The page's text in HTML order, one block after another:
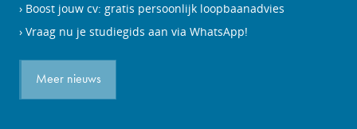
Boost jouw cv: gratis persoonlijk loopbaanadvies
Vraag nu je studiegids aan via WhatsApp!
Meer nieuws